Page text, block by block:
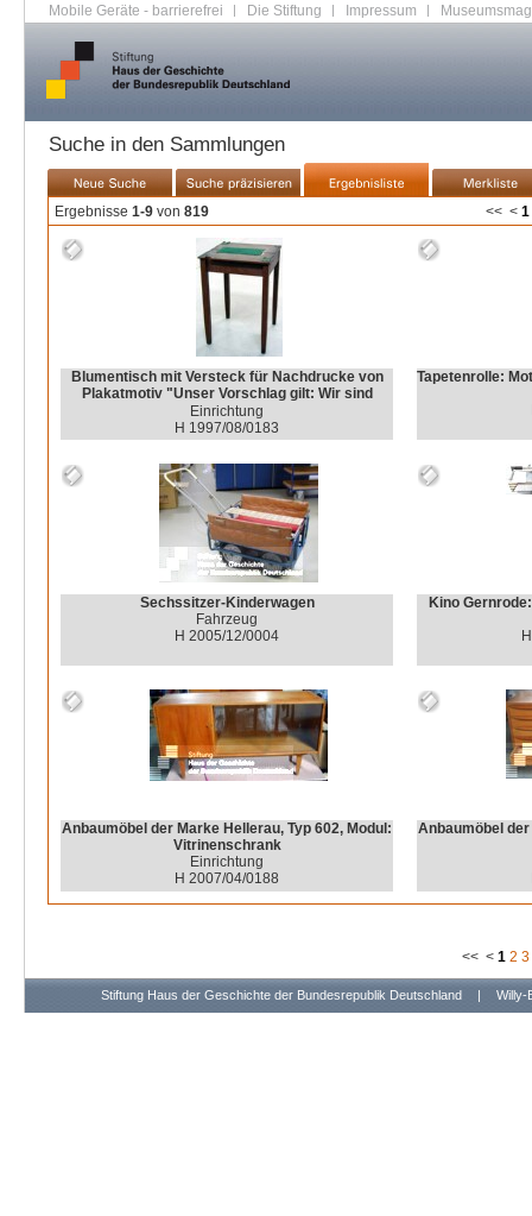
Mobile Geräte - barrierefrei | Die Stiftung | Impressum |
Suche in den Sammlungen
Ergebnisse 1-9 von 819 << < 1
Blumentisch mit Versteck für Nachdrucke von
Plakatmotiv "Unser Vorschlag gilt: Wir sind
dialogbereit für Frieden und Abrüstung"
Einrichtung
H 1997/08/0183
Tapetenrolle:
Sechssitzer-Kinderwagen
Fahrzeug
H 2005/12/0004
Kino
Anbaumöbel der Marke Hellerau, Typ 602, Modul:
Vitrinenschrank
Einrichtung
H 2007/04/0188
Anbaumöbel
<< < 1 2 3
Stiftung Haus der Geschichte der Bundesrepublik Deutschland | Willy-